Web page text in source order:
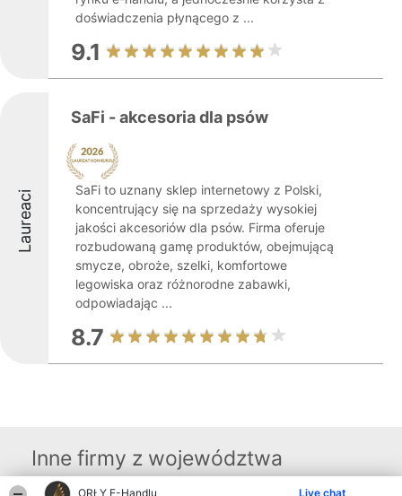
ORŁY E-Handlu Live chat
doświadczenia płynącego z ...
9.1
Laureaci
SaFi - akcesoria dla psów
SaFi to uznany sklep internetowy z Polski,
koncentrujący się na sprzedaży wysokiej
jakości akcesoriów dla psów. Firma oferuje
rozbudowaną gamę produktów, obejmującą
smycze, obroże, szelki, komfortowe
legowiska oraz różnorodne zabawki,
odpowiadając ...
8.7
Inne firmy z województwa